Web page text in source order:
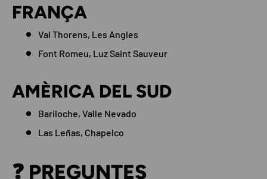
FRANÇA
Val Thorens, Les Angles
Font Romeu, Luz Saint Sauveur
AMÈRICA DEL SUD
Bariloche, Valle Nevado
Las Leñas, Chapelco
❓ PREGUNTES